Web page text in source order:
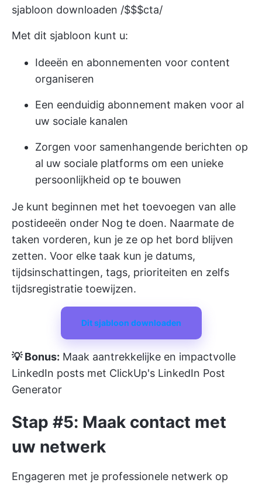
sjabloon downloaden /$$$cta/
Met dit sjabloon kunt u:
Ideeën en abonnementen voor content
organiseren
Een eenduidig abonnement maken voor al
uw sociale kanalen
Zorgen voor samenhangende berichten op
al uw sociale platforms om een unieke
persoonlijkheid op te bouwen
Je kunt beginnen met het toevoegen van alle
postideeën onder Nog te doen. Naarmate de
taken vorderen, kun je ze op het bord blijven
zetten. Voor elke taak kun je datums,
tijdsinschattingen, tags, prioriteiten en zelfs
tijdsregistratie toewijzen.
Dit sjabloon downloaden
💡 Bonus: Maak aantrekkelijke en impactvolle
LinkedIn posts met ClickUp's LinkedIn Post
Generator
Stap #5: Maak contact met
uw netwerk
Engageren met je professionele netwerk op